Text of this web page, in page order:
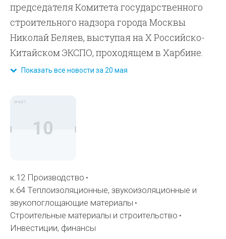
председателя Комитета государственного
строительного надзора города Москвы
Николай Беляев, выступая на X Российско-
Китайском ЭКСПО, проходящем в Харбине.
Показать все новости за 20 мая
март
10
к.12 Производство
к.64 Теплоизоляционные, звукоизоляционные и
звукопоглощающие материалы
Строительные материалы и строительство
Инвестиции, финансы